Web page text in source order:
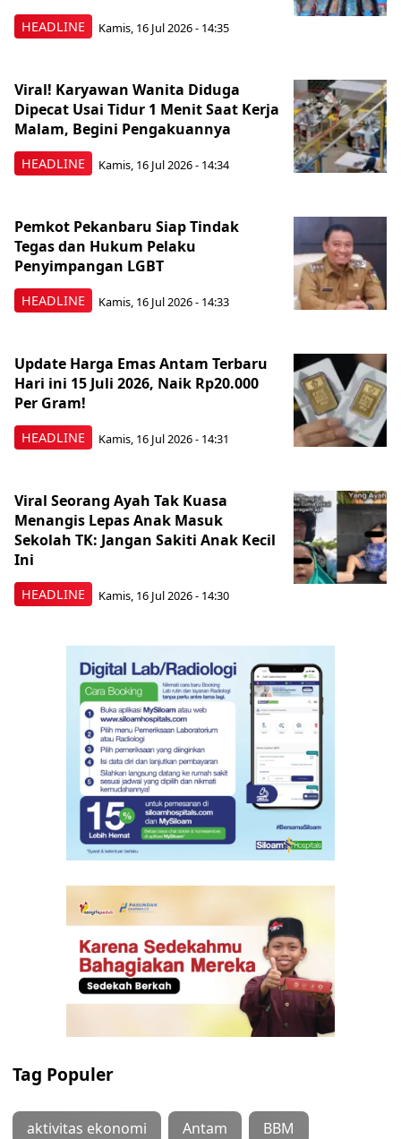
HEADLINE Kamis, 16 Jul 2026 - 14:35
HEADLINE
Viral! Karyawan Wanita Diduga
Dipecat Usai Tidur 1 Menit Saat Kerja
Malam, Begini Pengakuannya
Kamis, 16 Jul 2026 - 14:34
HEADLINE
Pemkot Pekanbaru Siap Tindak
Tegas dan Hukum Pelaku
Penyimpangan LGBT
Kamis, 16 Jul 2026 - 14:33
HEADLINE
Update Harga Emas Antam Terbaru
Hari ini 15 Juli 2026, Naik Rp20.000
Per Gram!
Kamis, 16 Jul 2026 - 14:31
HEADLINE
Viral Seorang Ayah Tak Kuasa
Menangis Lepas Anak Masuk
Sekolah TK: Jangan Sakiti Anak Kecil
Ini
Kamis, 16 Jul 2026 - 14:30
Tag Populer
aktivitas ekonomi Antam BBM